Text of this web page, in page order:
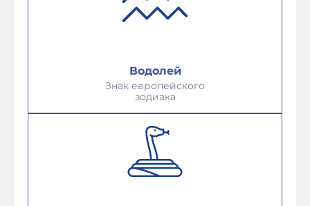
Водолей
Знак европейского
зодиака